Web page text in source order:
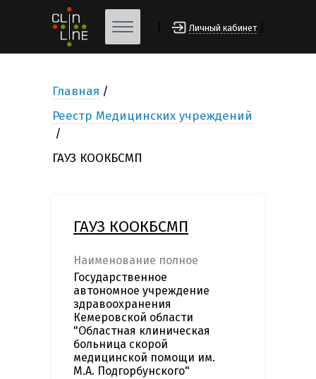
Личный кабинет
Главная
Реестр Медицинских учреждений
ГАУЗ КООКБСМП
ГАУЗ КООКБСМП
Наименование полное
Государственное
автономное учреждение
здравоохранения
Кемеровской области
"Областная клиническая
больница скорой
медицинской помощи им.
М.А. Подгорбунского"